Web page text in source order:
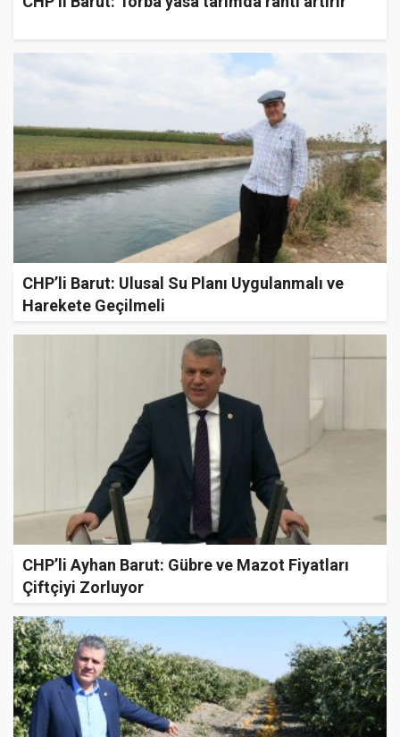
CHP’li Barut: Ulusal Su Planı Uygulanmalı ve
Harekete Geçilmeli
CHP’li Ayhan Barut: Gübre ve Mazot Fiyatları
Çiftçiyi Zorluyor